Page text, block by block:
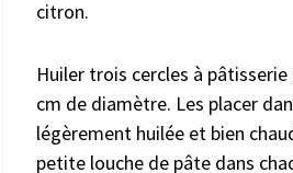
citron.
Huiler trois cercles à
cm de diamètre. Les placer
légèrement huilée et bien
petite louche de pâte dans